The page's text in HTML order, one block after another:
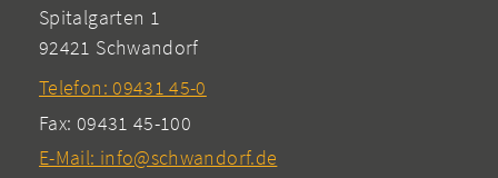
Spitalgarten 1
92421 Schwandorf
Telefon: 09431 45-0
Fax: 09431 45-100
E-Mail: info@schwandorf.de